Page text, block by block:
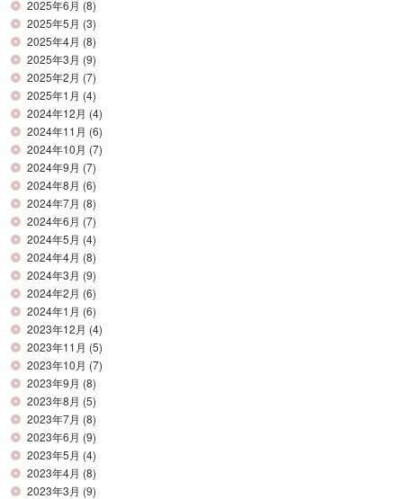
2025年6月 (8)
2025年5月 (3)
2025年4月 (8)
2025年3月 (9)
2025年2月 (7)
2025年1月 (4)
2024年12月 (4)
2024年11月 (6)
2024年10月 (7)
2024年9月 (7)
2024年8月 (6)
2024年7月 (8)
2024年6月 (7)
2024年5月 (4)
2024年4月 (8)
2024年3月 (9)
2024年2月 (6)
2024年1月 (6)
2023年12月 (4)
2023年11月 (5)
2023年10月 (7)
2023年9月 (8)
2023年8月 (5)
2023年7月 (8)
2023年6月 (9)
2023年5月 (4)
2023年4月 (8)
2023年3月 (9)